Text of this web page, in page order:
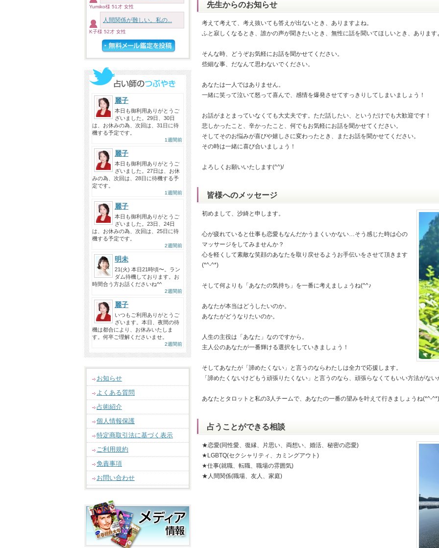
Yumiko様 51才 女性
人間関係が難しい。私の...
K子様 52才 女性
麗子
本日も御利用ありがとうご
ざいました。29日、30日
は、お休みの為、次回は、31日に待
機する予定です。
1週間前
麗子
本日も御利用ありがとうご
ざいました。27日は、お休
みの為、次回は、28日に待機する予
定です。
1週間前
麗子
本日も御利用ありがとうご
ざいました。23日、24日
は、お休みの為、次回は、25日に待
機する予定です。
2週間前
明未
21(火) 本日21時頃〜。ラン
ダム待機しております。お
時間合う方お話くださいね^^
2週間前
麗子
いつもご利用ありがとうご
ざいます。本日、夜間の待
機は都合により、お休みいたしま
す。何卒ご理解くださいませ。
2週間前
お知らせ
よくある質問
占術紹介
個人情報保護
特定商取引法に基づく表示
ご利用規約
免責事項
お問い合わせ
先生からのお知らせ
考えて考えて、考え抜いても答えが出ないとき、ありますよね。
ふと寂しくなるとき、誰かの声が聞きたいとき、無性に話を聞いてほしいとき、あります
そんな時、どうぞお気軽にお話を聞かせてください。
些細な事、だなんて思わないでください。
あなたは一人ではありません。
一緒に笑って泣いて怒って喜んで、感情を爆発させてすっきりしてしまいましょう！
お話がまとまっていなくても大丈夫です。ただ話したい、というだけでも大歓迎です！
悲しかったこと、辛かったこと、何でもお気軽にお話を聞かせてください。
そしてそのお悩みが喜びや嬉しさに変わったとき、またお話を聞かせてください。
その時は一緒に喜び合いましょう！
よろしくお願いいたします(^^)/
皆様へのメッセージ
初めまして、沙綺と申します。
心が疲れていると仕事も恋愛もなんだかうまくいかない…そう感じた時は心の
マッサージをしてみませんか？
心を軽くして素敵な笑顔のあなたを取り戻せるようお手伝いをさせて頂きます
(*^-^*)
そして何よりも「あなたの気持ち」を一番に考えましょうね(^^♪
あなたが本当はどうしたいのか。
あなたがどうなりたいのか。
人生の主役は「あなた」なのですから。
主人公のあなたが一番輝ける選択をしていきましょう！
そしてあなたが「諦めたくない」と言うのならわたしは全力で応援します。
「諦めたくないけどもう頑張りたくない」と言うのなら、頑張らなくてもいい方法がな
あなたとタロットと私の3人チームで、あなたの一番の望みを叶えて行きましょうね(*^-^*)
占うことができる相談
★恋愛(同性愛、復縁、片思い、両想い、婚活、秘密の恋愛)
★LGBTQ(セクシャリティ、カミングアウト)
★仕事(就職、転職、職場の雰囲気)
★人間関係(職場、友人、家庭)